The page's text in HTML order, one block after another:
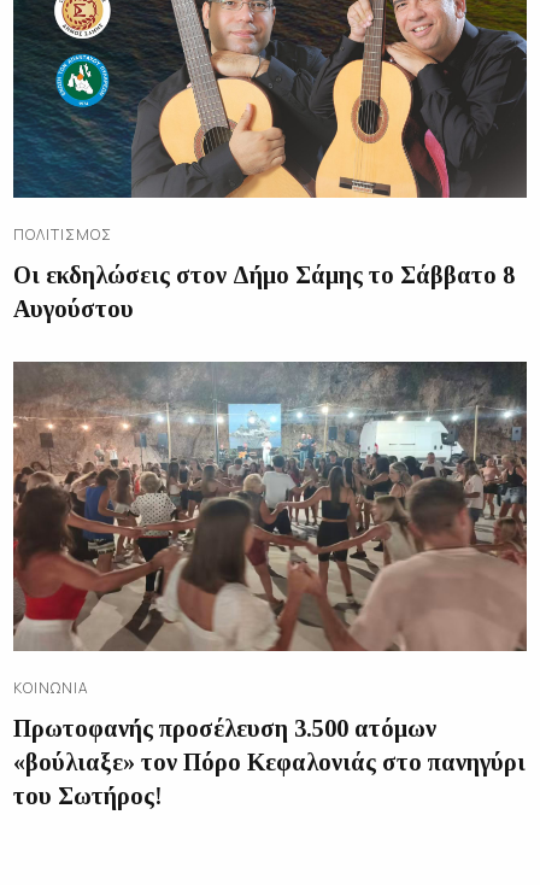
ΠΟΛΙΤΙΣΜΌΣ
Οι εκδηλώσεις στον Δήμο Σάμης το Σάββατο 8
Αυγούστου
ΚΟΙΝΩΝΊΑ
Πρωτοφανής προσέλευση 3.500 ατόμων
«βούλιαξε» τον Πόρο Κεφαλονιάς στο πανηγύρι
του Σωτήρος!